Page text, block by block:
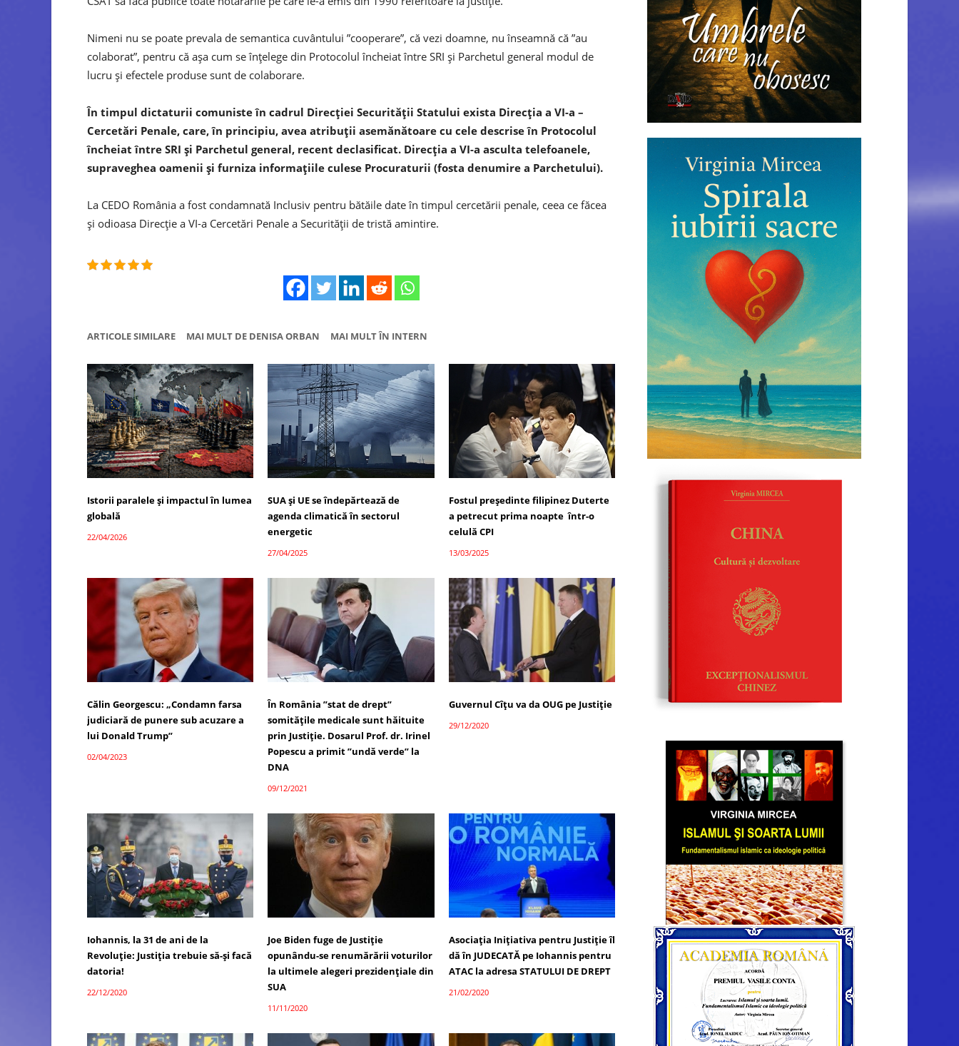
Nimeni nu se poate prevala de semantica cuvântului ”cooperare”, că vezi doamne, nu înseamnă că ”au
colaborat”, pentru că așa cum se înțelege din Protocolul încheiat între SRI și Parchetul general modul de
lucru și efectele produse sunt de colaborare.
În timpul dictaturii comuniste în cadrul Direcției Securității Statului exista Direcția a VI-a –
Cercetări Penale, care, în principiu, avea atribuții asemănătoare cu cele descrise în Protocolul
încheiat între SRI și Parchetul general, recent declasificat. Direcția a VI-a asculta telefoanele,
supraveghea oamenii și furniza informațiile culese Procuraturii (fosta denumire a Parchetului).
La CEDO România a fost condamnată Inclusiv pentru bătăile date în timpul cercetării penale, ceea ce făcea
și odioasa Direcție a VI-a Cercetări Penale a Securității de tristă amintire.
ARTICOLE SIMILARE MAI MULT DE DENISA ORBAN MAI MULT ÎN INTERN
Istorii paralele și impactul în lumea
globală
22/04/2026
SUA și UE se îndepărtează de
agenda climatică în sectorul
energetic
27/04/2025
Fostul președinte filipinez Duterte
a petrecut prima noapte într-o
celulă CPI
13/03/2025
Călin Georgescu: „Condamn farsa
judiciară de punere sub acuzare a
lui Donald Trump”
02/04/2023
În România ”stat de drept”
somitățile medicale sunt hăituite
prin Justiție. Dosarul Prof. dr. Irinel
Popescu a primit ”undă verde” la
DNA
09/12/2021
Guvernul Cîțu va da OUG pe Justiție
29/12/2020
Iohannis, la 31 de ani de la
Revoluție: Justiția trebuie să-și facă
datoria!
22/12/2020
Joe Biden fuge de Justiție
opunându-se renumărării voturilor
la ultimele alegeri prezidențiale din
SUA
11/11/2020
Asociaţia Iniţiativa pentru Justiţie îl
dă în JUDECATĂ pe Iohannis pentru
ATAC la adresa STATULUI DE DREPT
21/02/2020